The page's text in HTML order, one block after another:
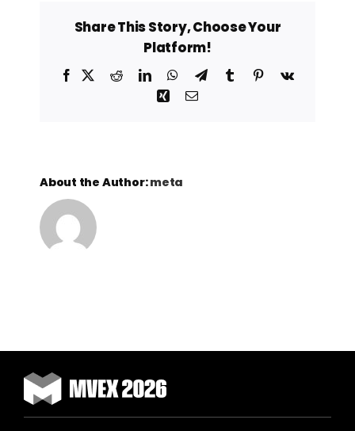
다운로드
Share This Story, Choose Your
Platform!
Facebook
X RedditLinkedInWhatsApp
TelegramTumblr Pinterest
Vk
Xing Email
About the Author:meta